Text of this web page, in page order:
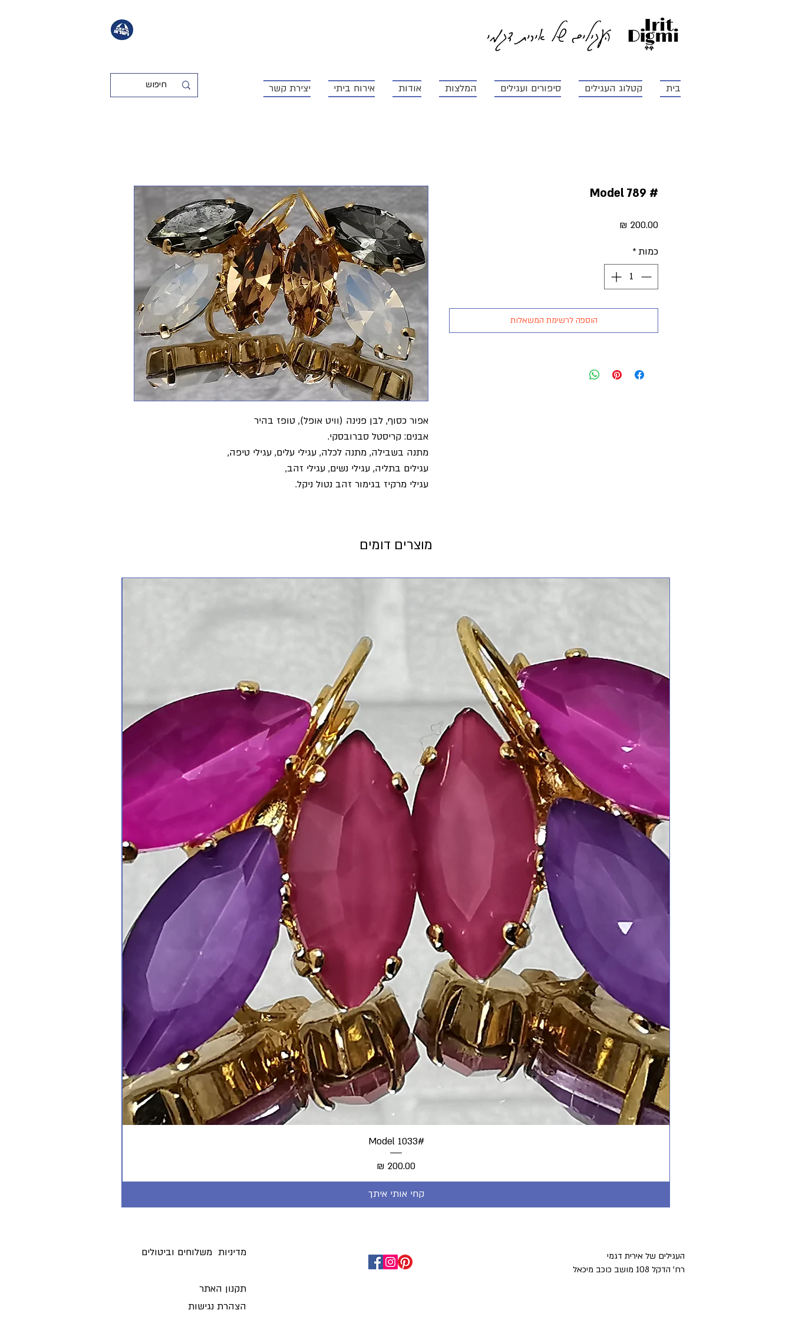
העגילים של אירית דגמי
בית קטלוג העגילים סיפורים ועגילים המלצות אודות אירוח ביתי יצירת קשר
אפור כסוף, לבן פנינה (וויט אופל), טופז בהיר
אבנים: קריסטל סברובסקי.
מתנה בשבילה, מתנה לכלה, עגילי עלים, עגילי טיפה,
עגילים בתליה, עגילי נשים, עגילי זהב,
עגילי מרקיז בגימור זהב נטול ניקל.
# Model 789
כמות*
הוספה לרשימת המשאלות
מוצרים דומים
#Model 1033
מחיר
קחי אותי איתך
מדיניות משלוחים וביטולים ​
העגילים של אירית דגמי
רח' הדקל 108 מושב כוכב מיכאל
תקנון האתר
הצהרת נגישות